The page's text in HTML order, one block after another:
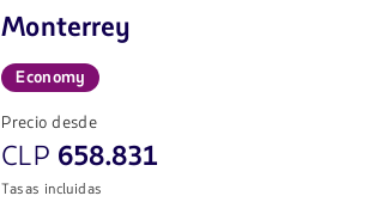
Monterrey
Economy
Precio desde
CLP 658.831
Tasas incluidas